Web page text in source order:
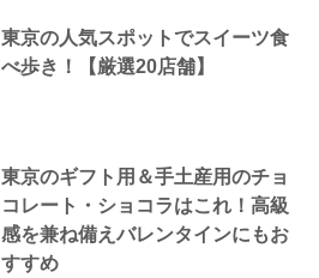
東京の人気スポットでスイーツ食
べ歩き！【厳選20店舗】
東京のギフト用＆手土産用のチョ
コレート・ショコラはこれ！高級
感を兼ね備えバレンタインにもお
すすめ